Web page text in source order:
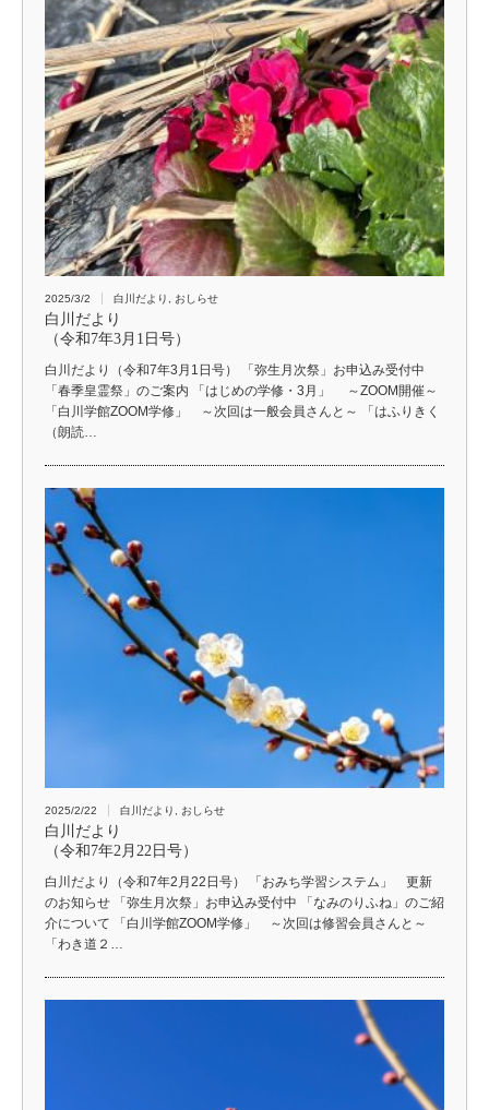
2025/3/2 白川だより おしらせ
白川だより
（令和7年3月1日号）
白川だより（令和7年3月1日号） 「弥生月次祭」お申込み受付中
「春季皇霊祭」のご案内 「はじめの学修・3月」 ～ZOOM開催～
「白川学館ZOOM学修」 ～次回は一般会員さんと～ 「はふりきく
（朗読…
2025/2/22 白川だより おしらせ
白川だより
（令和7年2月22日号）
白川だより（令和7年2月22日号） 「おみち学習システム」 更新
のお知らせ 「弥生月次祭」お申込み受付中 「なみのりふね」のご紹
介について 「白川学館ZOOM学修」 ～次回は修習会員さんと～
「わき道２…